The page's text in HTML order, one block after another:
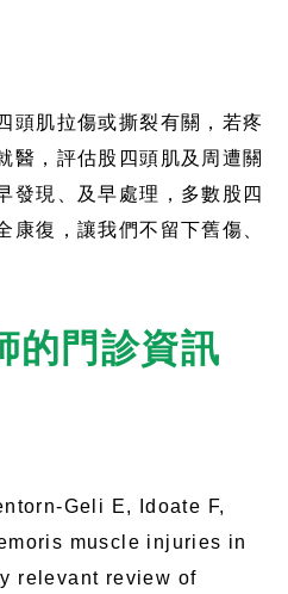
頭肌拉傷或撕裂有關，若疼
醫，評估股四頭肌及周遭關
發現、及早處理，多數股四
康復，讓我們不留下舊傷、
的門診資訊
Geli E, Idoate F,
muscle injuries in
relevant review of